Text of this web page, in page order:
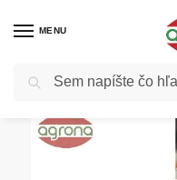
MENU
Domov Semená - osivá / Osivá